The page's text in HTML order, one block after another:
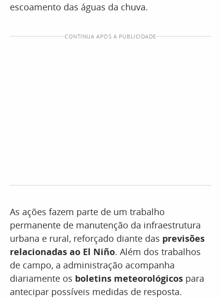
escoamento das águas da chuva.
CONTINUA APÓS A PUBLICIDADE
As ações fazem parte de um trabalho
permanente de manutenção da infraestrutura
urbana e rural, reforçado diante das previsões
relacionadas ao El Niño. Além dos trabalhos
de campo, a administração acompanha
diariamente os boletins meteorológicos para
antecipar possíveis medidas de resposta.